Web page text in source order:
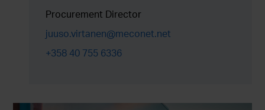
Procurement Director
juuso.virtanen@meconet.net
+358 40 755 6336